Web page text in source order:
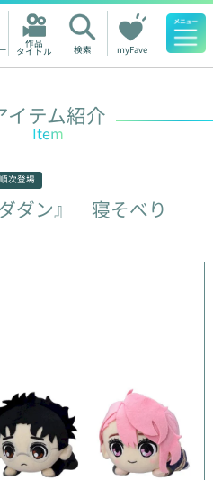
作品
タイトル 検索 myFave
イテム紹介
Item
次登場
ダン』
寝そべり